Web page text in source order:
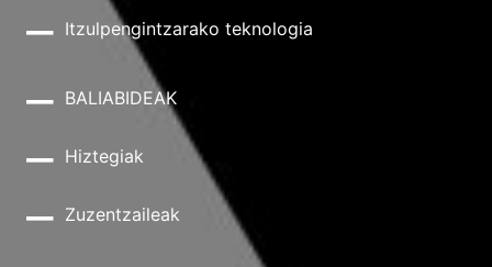
Itzulpengintzarako teknologia
BALIABIDEAK
Hiztegiak
Zuzentzaileak